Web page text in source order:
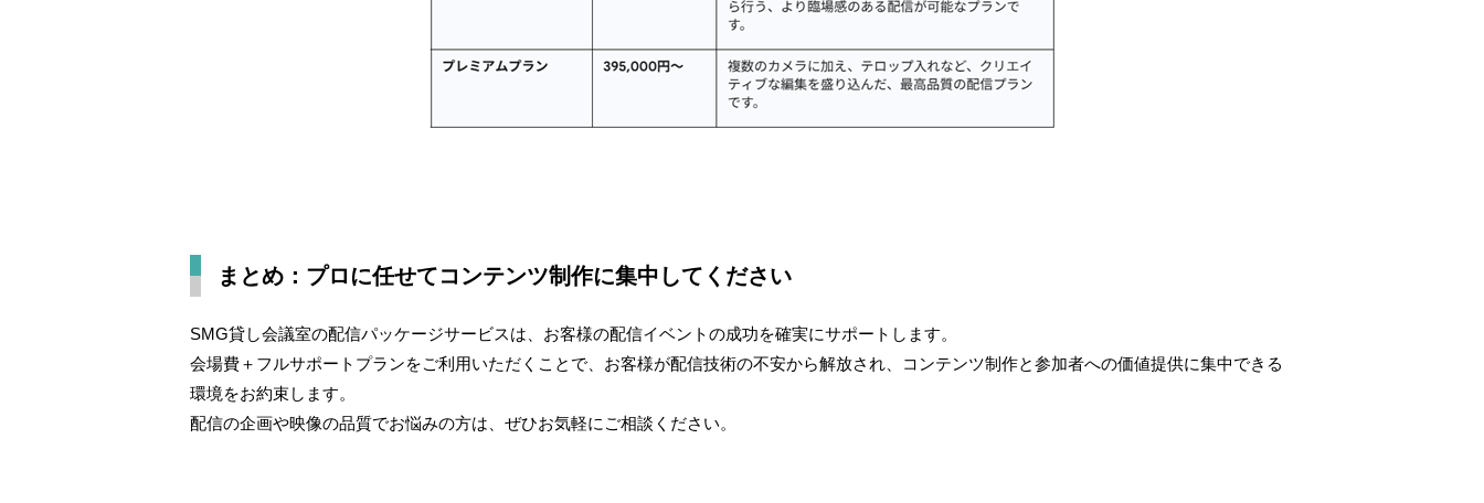
まとめ：プロに任せてコンテンツ制作に集中してください
SMG貸し会議室の配信パッケージサービスは、お客様の配信イベントの成功を確実にサポートします。
会場費＋フルサポートプランをご利用いただくことで、お客様が配信技術の不安から解放され、コンテンツ制作と参加者への価値提供に集中できる
環境をお約束します。
配信の企画や映像の品質でお悩みの方は、ぜひお気軽にご相談ください。